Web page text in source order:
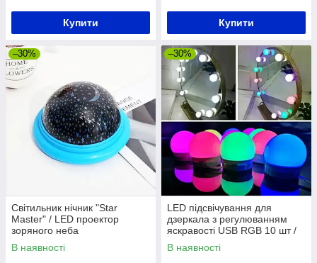
Купити Купити
–30%
Світильник нічник "Star
Master" / LED проектор
зоряного неба
В наявності
–30%
LED підсвічування для
дзеркала з регулюванням
яскравості USB RGB 10 шт /
Світлодіодні лампочки для
гримерного дзеркала
В наявності